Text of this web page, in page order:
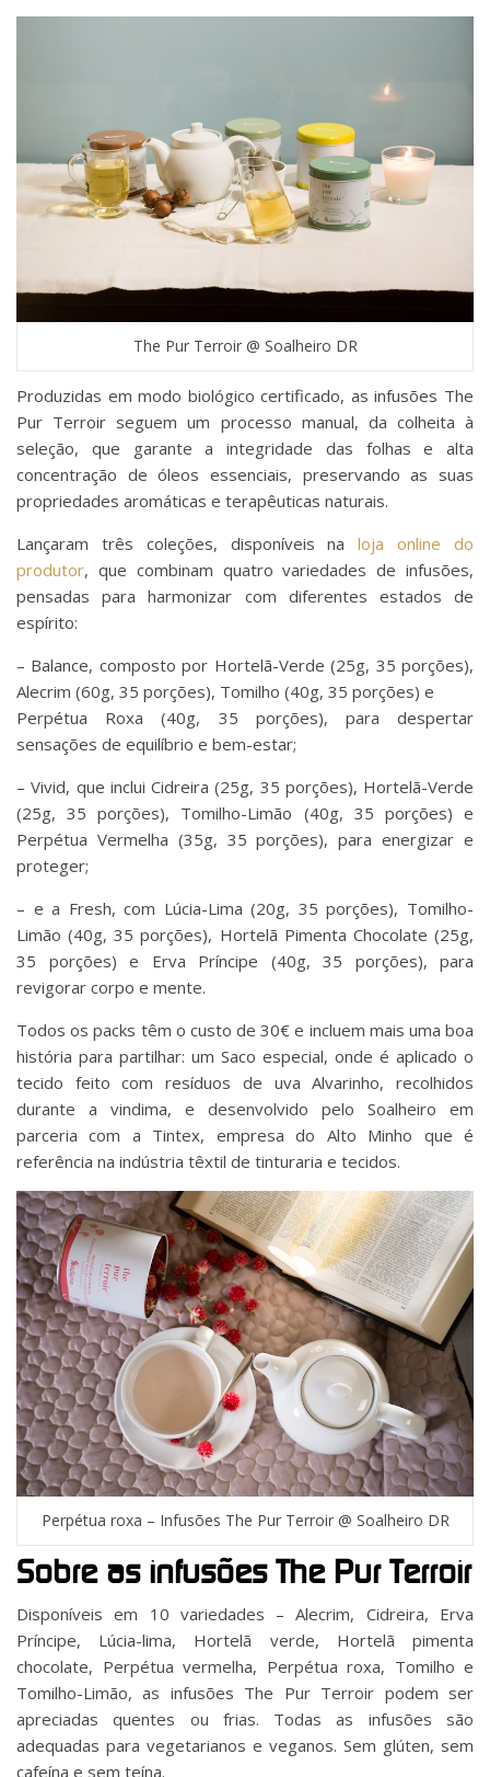
The Pur Terroir @ Soalheiro DR
Produzidas em modo biológico certificado, as infusões The
Pur Terroir seguem um processo manual, da colheita à
seleção, que garante a integridade das folhas e alta
concentração de óleos essenciais, preservando as suas
propriedades aromáticas e terapêuticas naturais.
Lançaram três coleções, disponíveis naloja online do
produtor, que combinam quatro variedades de infusões,
pensadas para harmonizar com diferentes estados de
espírito:
– Balance, composto por Hortelã-Verde (25g, 35 porções),
Alecrim (60g, 35 porções), Tomilho (40g, 35 porções) e
Perpétua Roxa (40g, 35 porções), para despertar
sensações de equilíbrio e bem-estar;
– Vivid, que inclui Cidreira (25g, 35 porções), Hortelã-Verde
(25g, 35 porções), Tomilho-Limão (40g, 35 porções) e
Perpétua Vermelha (35g, 35 porções), para energizar e
proteger;
– e a Fresh, com Lúcia-Lima (20g, 35 porções), Tomilho-
Limão (40g, 35 porções), Hortelã Pimenta Chocolate (25g,
35 porções) e Erva Príncipe (40g, 35 porções), para
revigorar corpo e mente.
Todos os packs têm o custo de 30€ e incluem mais uma boa
história para partilhar: um Saco especial, onde é aplicado o
tecido feito com resíduos de uva Alvarinho, recolhidos
durante a vindima, e desenvolvido pelo Soalheiro em
parceria com a Tintex, empresa do Alto Minho que é
referência na indústria têxtil de tinturaria e tecidos.
Perpétua roxa – Infusões The Pur Terroir @ Soalheiro DR
Sobre as infusões The Pur Terroir
Disponíveis em 10 variedades – Alecrim, Cidreira, Erva
Príncipe, Lúcia-lima, Hortelã verde, Hortelã pimenta
chocolate, Perpétua vermelha, Perpétua roxa, Tomilho e
Tomilho-Limão, as infusões The Pur Terroir podem ser
apreciadas quentes ou frias. Todas as infusões são
adequadas para vegetarianos e veganos. Sem glúten, sem
cafeína e sem teína.